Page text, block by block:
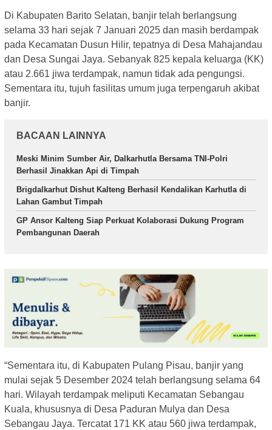
Di Kabupaten Barito Selatan, banjir telah berlangsung
selama 33 hari sejak 7 Januari 2025 dan masih berdampak
pada Kecamatan Dusun Hilir, tepatnya di Desa Mahajandau
dan Desa Sungai Jaya. Sebanyak 825 kepala keluarga (KK)
atau 2.661 jiwa terdampak, namun tidak ada pengungsi.
Sementara itu, tujuh fasilitas umum juga terpengaruh akibat
banjir.
BACAAN LAINNYA
Meski Minim Sumber Air, Dalkarhutla Bersama TNI-Polri
Berhasil Jinakkan Api di Timpah
Brigdalkarhut Dishut Kalteng Berhasil Kendalikan Karhutla di
Lahan Gambut Timpah
GP Ansor Kalteng Siap Perkuat Kolaborasi Dukung Program
Pembangunan Daerah
“Sementara itu, di Kabupaten Pulang Pisau, banjir yang
mulai sejak 5 Desember 2024 telah berlangsung selama 64
hari. Wilayah terdampak meliputi Kecamatan Sebangau
Kuala, khususnya di Desa Paduran Mulya dan Desa
Sebangau Jaya. Tercatat 171 KK atau 560 jiwa terdampak,